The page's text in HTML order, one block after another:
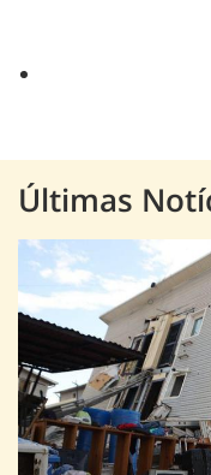
Últimas